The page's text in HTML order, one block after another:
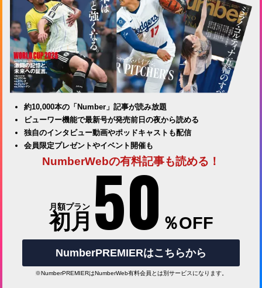
約10,000本の「Number」記事が読み放題
ビューワー機能で最新号が発売前日の夜から読める
独自のインタビュー動画やポッドキャストも配信
会員限定プレゼントやイベント開催も
NumberWebの有料記事も読める！
月額プラン
初月 50 ％OFF
NumberPREMIERはこちらから
※NumberPREMIERはNumberWeb有料会員とは別サービスになります。